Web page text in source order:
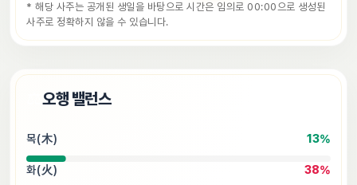
* 해당 사주는 공개된 생일을 바탕으로 시간은 임의로 00:00으로 생성된
사주로 정확하지 않을 수 있습니다.
오행 밸런스
목(木) 13%
화(火) 38%